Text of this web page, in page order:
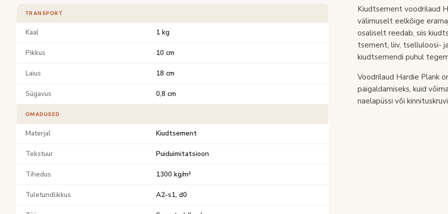
TRANSPORT
Kaal 1 kg
Pikkus 10 cm
Laius 18 cm
Sügavus 0,8 cm
OMADUSED
Materjal Kiudtsement
Tekstuur Puiduimitatsioon
Tihedus 1300 kg/m³
Tuletundlikkus A2-s1, d0
Kiudtsement voodrilaud
välimuselt eelkõige
osaliselt reedab, siis
tsement, liiv, tselluloosi-
kiudtsemendi puhul
Voodrilaud Hardie Plank
paigaldamiseks, kuid
naelapüssi või